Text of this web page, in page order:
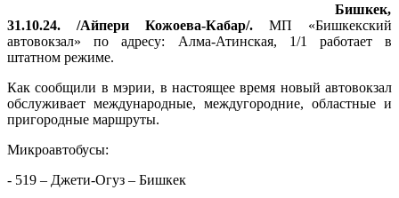
Бишкек,
31.10.24. /Айпери Кожоева-Кабар/. МП «Бишкекский
автовокзал» по адресу: Алма-Атинская, 1/1 работает в
штатном режиме.
Как сообщили в мэрии, в настоящее время новый автовокзал
обслуживает международные, междугородние, областные и
пригородные маршруты.
Микроавтобусы:
- 519 – Джети-Огуз – Бишкек